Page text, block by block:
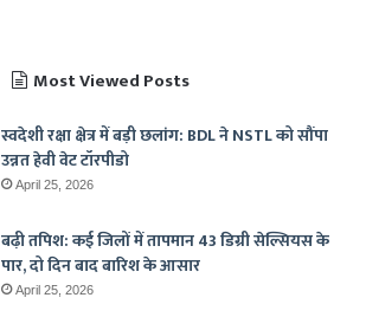
Most Viewed Posts
स्वदेशी रक्षा क्षेत्र में बड़ी छलांग: BDL ने NSTL को सौंपा
उन्नत हेवी वेट टॉरपीडो
April 25, 2026
बढ़ी तपिश: कई जिलों में तापमान 43 डिग्री सेल्सियस के
पार, दो दिन बाद बारिश के आसार
April 25, 2026